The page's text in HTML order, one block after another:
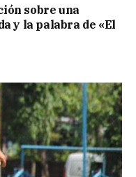
sobre una
y la palabra de «El